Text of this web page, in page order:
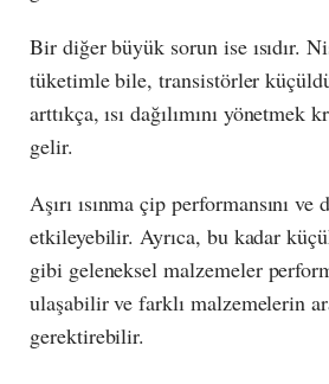
Bir diğer büyük sorun ise ısıdır.
tüketimle bile, transistörler
arttıkça, ısı dağılımını
gelir.
Aşırı ısınma çip performansını ve
etkileyebilir. Ayrıca, bu kadar
gibi geleneksel malzemeler
ulaşabilir ve farklı malzemelerin
gerektirebilir.